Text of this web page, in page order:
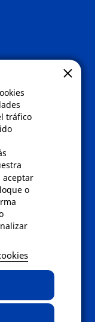
tráfico
aceptar
o
de